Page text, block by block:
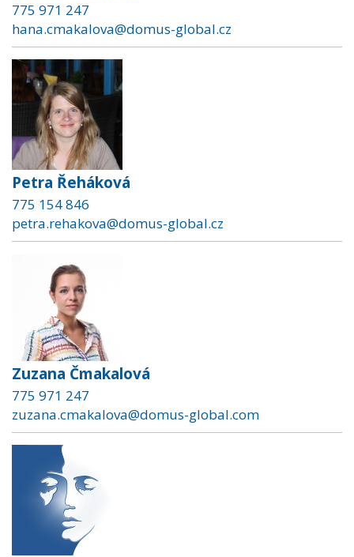
775 971 247
hana.cmakalova@domus-global.cz
Petra Řeháková
775 154 846
petra.rehakova@domus-global.cz
Zuzana Čmakalová
775 971 247
zuzana.cmakalova@domus-global.com